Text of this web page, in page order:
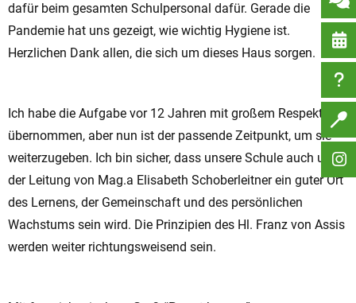
dafür beim gesamten Schulpersonal dafür. Gerade die
Pandemie hat uns gezeigt, wie wichtig Hygiene ist.
Herzlichen Dank allen, die sich um dieses Haus sorgen.
Ich habe die Aufgabe vor 12 Jahren mit großem Respekt
übernommen, aber nun ist der passende Zeitpunkt, um sie
weiterzugeben. Ich bin sicher, dass unsere Schule auch unter
der Leitung von Mag.a Elisabeth Schoberleitner ein guter Ort
des Lernens, der Gemeinschaft und des persönlichen
Wachstums sein wird. Die Prinzipien des Hl. Franz von Assis
werden weiter richtungsweisend sein.